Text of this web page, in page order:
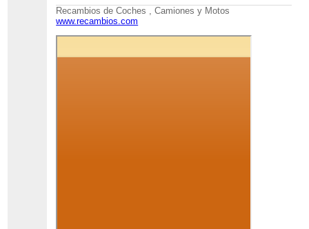
Recambios de Coches , Camiones y Motos
www.recambios.com